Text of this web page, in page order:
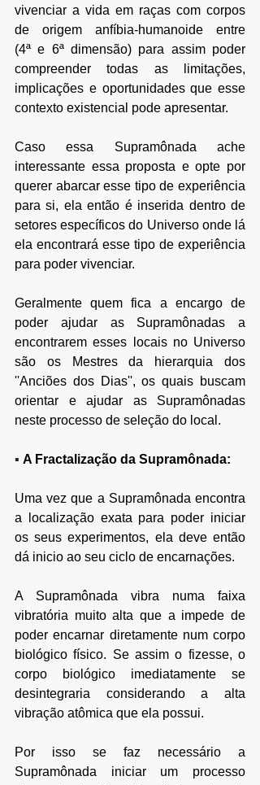
vivenciar a vida em raças com corpos
de origem anfíbia-humanoide entre
(4ª e 6ª dimensão) para assim poder
compreender todas as limitações,
implicações e oportunidades que esse
contexto existencial pode apresentar.
Caso essa Supramônada ache
interessante essa proposta e opte por
querer abarcar esse tipo de experiência
para si, ela então é inserida dentro de
setores específicos do Universo onde lá
ela encontrará esse tipo de experiência
para poder vivenciar.
Geralmente quem fica a encargo de
poder ajudar as Supramônadas a
encontrarem esses locais no Universo
são os Mestres da hierarquia dos
''Anciões dos Dias'', os quais buscam
orientar e ajudar as Supramônadas
neste processo de seleção do local.
▪ A Fractalização da Supramônada:
Uma vez que a Supramônada encontra
a localização exata para poder iniciar
os seus experimentos, ela deve então
dá inicio ao seu ciclo de encarnações.
A Supramônada vibra numa faixa
vibratória muito alta que a impede de
poder encarnar diretamente num corpo
biológico físico. Se assim o fizesse, o
corpo biológico imediatamente se
desintegraria considerando a alta
vibração atômica que ela possui.
Por isso se faz necessário a
Supramônada iniciar um processo